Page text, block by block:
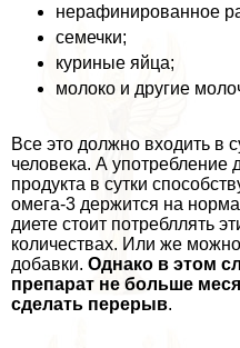
нерафинированное
семечки;
куриные яйца;
молоко и другие
Все это должно входить в
человека. А употрeбление
продукта в сутки
омега-3 держится на
диете стоит потрeбллять
количествах. Или же
добавки. Однако в этом
препарат не больше
сделать перерыв.